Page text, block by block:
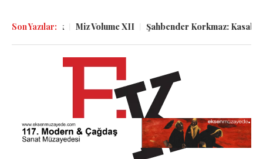
Son Yazılar:Miz Volume XII Şahbender Korkmaz: Kasabanın